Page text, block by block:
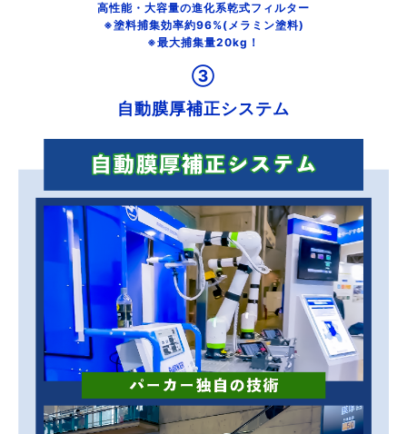
高性能・大容量の進化系乾式フィルター
※塗料捕集効率約96%(メラミン塗料)
※最大捕集量20kg！
③
自動膜厚補正システム